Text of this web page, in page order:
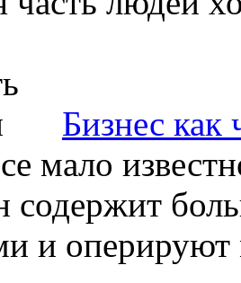
Бизнес как
мало
содержит
и оперируют